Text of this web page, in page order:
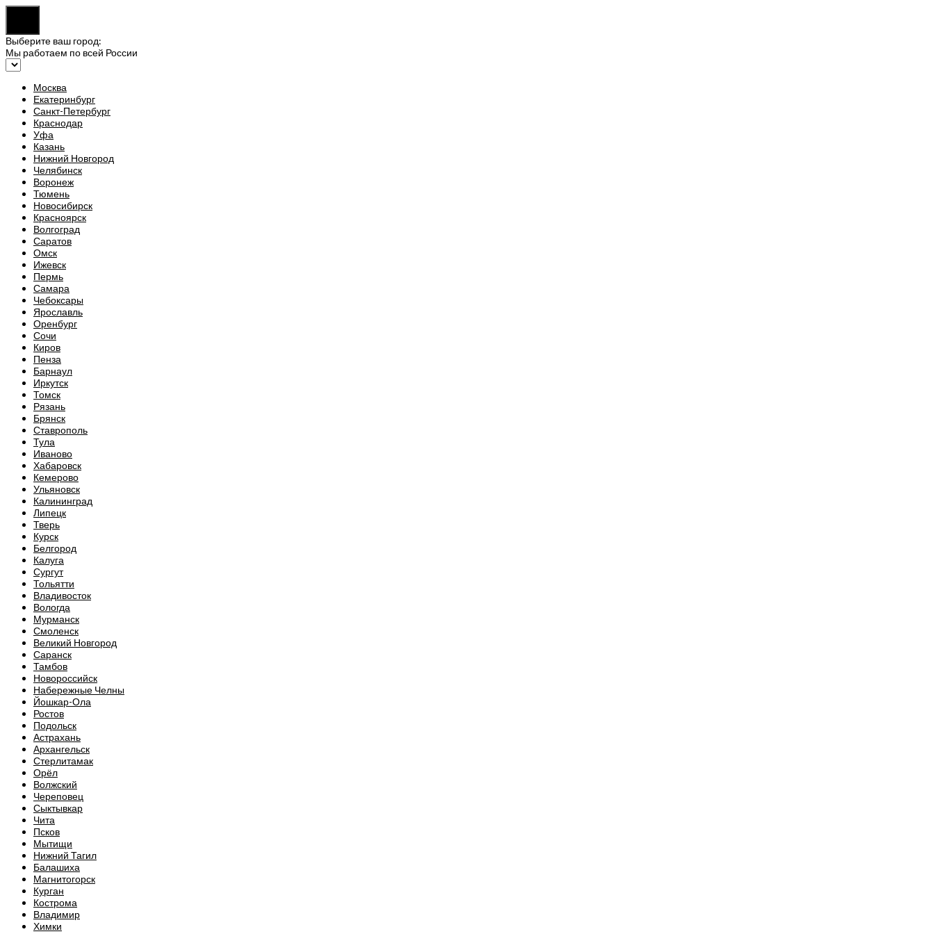
Выберите ваш город:
Мы работаем по всей России
Москва
Екатеринбург
Санкт-Петербург
Краснодар
Уфа
Казань
Нижний Новгород
Челябинск
Воронеж
Тюмень
Новосибирск
Красноярск
Волгоград
Саратов
Омск
Ижевск
Пермь
Самара
Чебоксары
Ярославль
Оренбург
Сочи
Киров
Пенза
Барнаул
Иркутск
Томск
Рязань
Брянск
Ставрополь
Тула
Иваново
Хабаровск
Кемерово
Ульяновск
Калининград
Липецк
Тверь
Курск
Белгород
Калуга
Сургут
Тольятти
Владивосток
Вологда
Мурманск
Смоленск
Великий Новгород
Саранск
Тамбов
Новороссийск
Набережные Челны
Йошкар-Ола
Ростов
Подольск
Астрахань
Архангельск
Стерлитамак
Орёл
Волжский
Череповец
Сыктывкар
Чита
Псков
Мытищи
Нижний Тагил
Балашиха
Магнитогорск
Курган
Кострома
Владимир
Химки